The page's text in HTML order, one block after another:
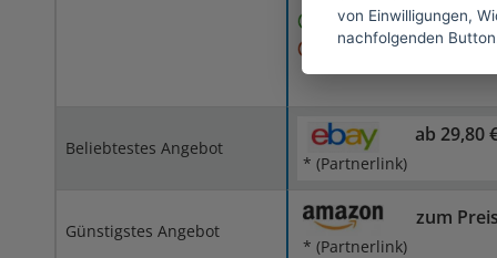
Günstiger Sitz
Etwas rutschig
Beliebtestes Angebot
ab 29,80
* (Partnerlink)
Günstigstes Angebot
zum Preis
* (Partnerlink)
von Einwilligungen,
nachfolgenden